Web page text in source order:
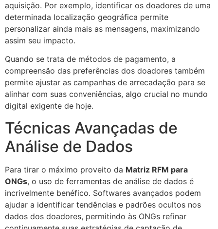
aquisição. Por exemplo, identificar os doadores de uma
determinada localização geográfica permite
personalizar ainda mais as mensagens, maximizando
assim seu impacto.
Quando se trata de métodos de pagamento, a
compreensão das preferências dos doadores também
permite ajustar as campanhas de arrecadação para se
alinhar com suas conveniências, algo crucial no mundo
digital exigente de hoje.
Técnicas Avançadas de
Análise de Dados
Para tirar o máximo proveito da Matriz RFM para
ONGs, o uso de ferramentas de análise de dados é
incrivelmente benéfico. Softwares avançados podem
ajudar a identificar tendências e padrões ocultos nos
dados dos doadores, permitindo às ONGs refinar